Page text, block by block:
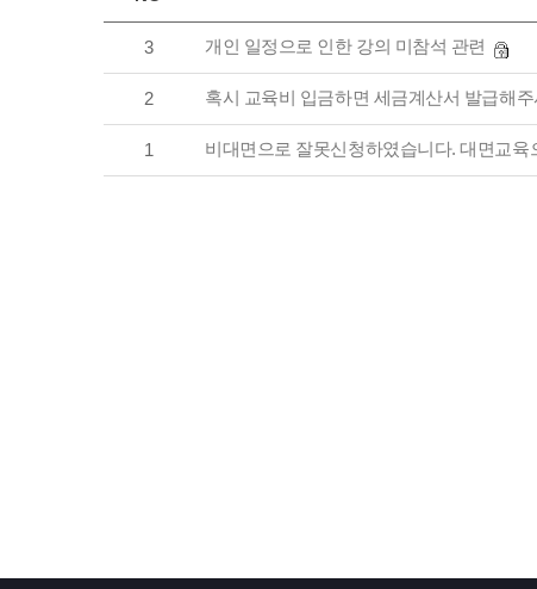
3 개인 일정으로 인한 강의 미참석 관련
2 혹시 교육비 입금하면 세금계산서 발급해
1 비대면으로 잘못신청하였습니다. 대면교육